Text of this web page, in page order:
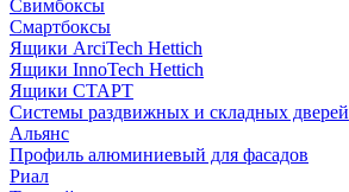
Свимбоксы
Смартбоксы
Ящики ArciTech Hettich
Ящики InnoTech Hettich
Ящики СТАРТ
Системы раздвижных и складных дверей
Альянс
Профиль алюминиевый для фасадов
Риал